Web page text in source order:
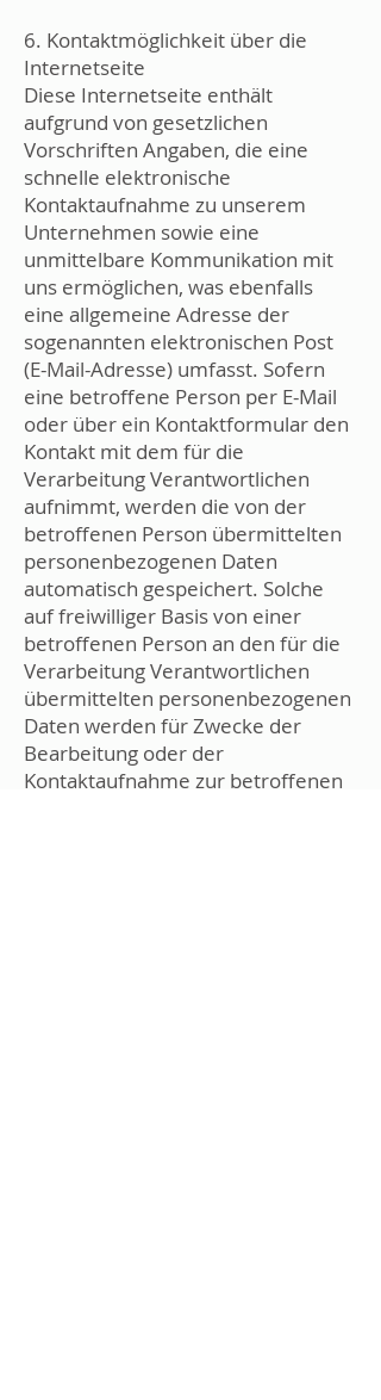
6. Kontaktmöglichkeit über die
Internetseite
Diese Internetseite enthält
aufgrund von gesetzlichen
Vorschriften Angaben, die eine
schnelle elektronische
Kontaktaufnahme zu unserem
Unternehmen sowie eine
unmittelbare Kommunikation mit
uns ermöglichen, was ebenfalls
eine allgemeine Adresse der
sogenannten elektronischen Post
(E-Mail-Adresse) umfasst. Sofern
eine betroffene Person per E-Mail
oder über ein Kontaktformular den
Kontakt mit dem für die
Verarbeitung Verantwortlichen
aufnimmt, werden die von der
betroffenen Person übermittelten
personenbezogenen Daten
automatisch gespeichert. Solche
auf freiwilliger Basis von einer
betroffenen Person an den für die
Verarbeitung Verantwortlichen
übermittelten personenbezogenen
Daten werden für Zwecke der
Bearbeitung oder der
Kontaktaufnahme zur betroffenen